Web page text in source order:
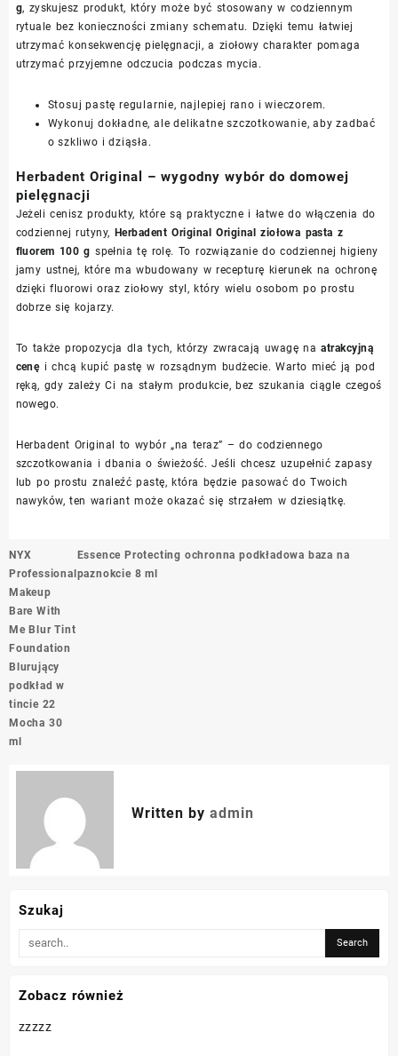
g, zyskujesz produkt, który może być stosowany w codziennym
rytuale bez konieczności zmiany schematu. Dzięki temu łatwiej
utrzymać konsekwencję pielęgnacji, a ziołowy charakter pomaga
utrzymać przyjemne odczucia podczas mycia.
Stosuj pastę regularnie, najlepiej rano i wieczorem.
Wykonuj dokładne, ale delikatne szczotkowanie, aby zadbać
o szkliwo i dziąsła.
Herbadent Original – wygodny wybór do domowej
pielęgnacji
Jeżeli cenisz produkty, które są praktyczne i łatwe do włączenia do
codziennej rutyny, Herbadent Original Original ziołowa pasta z
fluorem 100 g spełnia tę rolę. To rozwiązanie do codziennej higieny
jamy ustnej, które ma wbudowany w recepturę kierunek na ochronę
dzięki fluorowi oraz ziołowy styl, który wielu osobom po prostu
dobrze się kojarzy.
To także propozycja dla tych, którzy zwracają uwagę naatrakcyjną
cenęi chcą kupić pastę w rozsądnym budżecie. Warto mieć ją pod
ręką, gdy zależy Ci na stałym produkcie, bez szukania ciągle czegoś
nowego.
Herbadent Original to wybór „na teraz” – do codziennego
szczotkowania i dbania o świeżość. Jeśli chcesz uzupełnić zapasy
lub po prostu znaleźć pastę, która będzie pasować do Twoich
nawyków, ten wariant może okazać się strzałem w dziesiątkę.
Nawigacja
wpisu
NYX
Professional
Makeup
Bare With
Me Blur Tint
Foundation
Blurujący
podkład w
tincie 22
Mocha 30
ml
Essence Protecting ochronna podkładowa baza na
paznokcie 8 ml
Written by admin
Szukaj
Zobacz również
zzzzz